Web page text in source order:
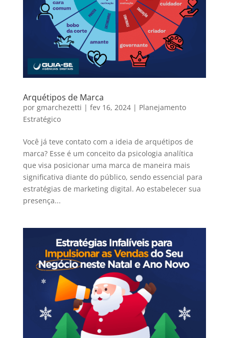
Arquétipos de Marca
por gmarchezetti | fev 16, 2024| Planejamento
Estratégico
Você já teve contato com a ideia de arquétipos de
marca? Esse é um conceito da psicologia analítica
que visa posicionar uma marca de maneira mais
significativa diante do público, sendo essencial para
estratégias de marketing digital. Ao estabelecer sua
presença...